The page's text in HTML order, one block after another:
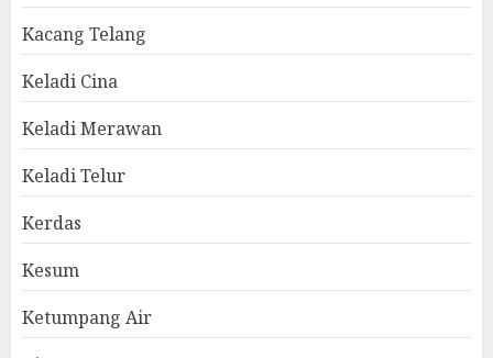
Kacang Telang
Keladi Cina
Keladi Merawan
Keladi Telur
Kerdas
Kesum
Ketumpang Air